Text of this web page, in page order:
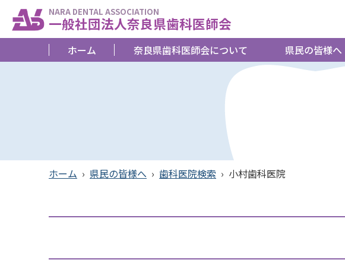
NARA DENTAL ASSOCIATION
一般社団法人奈良県歯科医師会
ホーム 奈良県歯科医師会について 県民の皆様へ
ホーム › 県民の皆様へ › 歯科医院検索 › 小村歯科医院